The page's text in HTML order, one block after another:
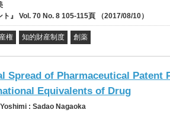
ト』 Vol. 70 No. 8 105-115頁 （2017/08/10）
権 知的財産制度 創薬
Spread of Pharmaceutical
Equivalents of Drug
: Sadao Nagaoka